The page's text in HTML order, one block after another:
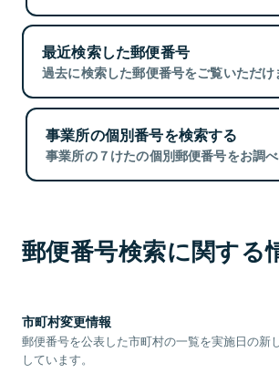
最近検索した郵便番号
過去に検索した郵便番号をご覧いただけ
事業所の個別番号を検索する
事業所の７けたの個別郵便番号をお調べ
郵便番号検索に関する
市町村変更情報
郵便番号を公表した市町村の一覧を実施日の新
しています。